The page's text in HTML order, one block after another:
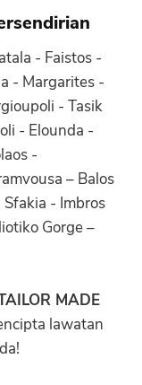
- Faistos -
- Margarites -
- Tasik
- Elounda -
-
– Balos
- Imbros
Gorge –
MADE
lawatan